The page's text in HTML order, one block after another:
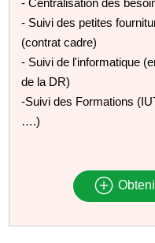
- Suivi des petites
(contrat cadre)
- Suivi de l'informatique
de la DR)
-Suivi des Formations
….)